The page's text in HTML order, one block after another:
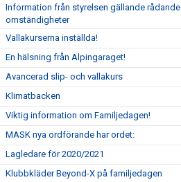
Information från styrelsen gällande rådande
omständigheter
Vallakurserna inställda!
En hälsning från Alpingaraget!
Avancerad slip- och vallakurs
Klimatbacken
Viktig information om Familjedagen!
MASK nya ordförande har ordet:
Lagledare för 2020/2021
Klubbkläder Beyond-X på familjedagen